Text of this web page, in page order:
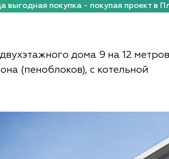
выгодная покупка - покупая проект в
дома 9 на 12
(пеноблоков), с котельной